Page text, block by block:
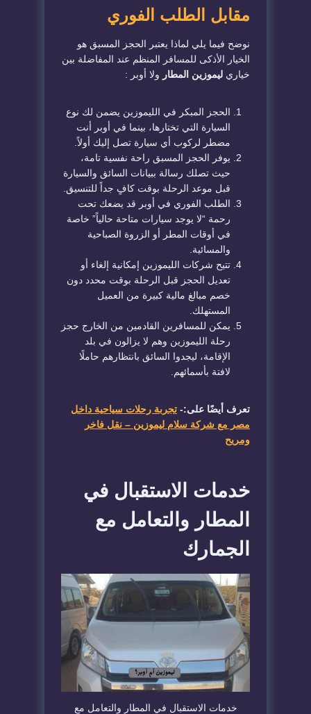
مقابل الطلب الفوري
​نوضح فيما يلي لماذا يعتبر الحجز المسبق هو
الخيار الأذكى للمسافر المنظم عند المفاضلة بين
خياري ليموزين المطار ولا أوبر :
​الحجز المبكر في الليموزين يضمن لك نوع
السيارة التي تختارها، بينما في أوبر أنت
مضطر لركوب أي سيارة تصل إليك أولاً.
​يوفر الحجز المسبق راحة نفسية تامة،
حيث تصلك رسالة ببيانات السائق والسيارة
قبل موعد الرحلة بوقت كافٍ جداً للتنسيق.
​الطلب الفوري في أوبر قد يضعك تحت
رحمة “لا يوجد سيارات متاحة حالياً” خاصة
في أوقات المطر أو الزروة الصباحية
والمسائية.
​تتيح شركات الليموزين إمكانية إلغاء أو
تعديل الحجز قبل الرحلة بوقت محدد دون
خصم مبالغ مالية كبيرة من العميل
المستهلك.
​يمكن للمسافرين القادمين من الخارج حجز
رحلة الليموزين وهم لا يزالون في بلد
الإقامة، ليجدوا السائق بانتظارهم حاملًا
لافتة بأسمائهم.
تعرف أيضًا على:- تجربة رحلات سياحية داخل
مصر مع شركة سلام ليموزين – نقل فاخر
ومريح
​خدمات الاستقبال في
المطار والتعامل مع
الجمارك
​خدمات الاستقبال في المطار والتعامل مع